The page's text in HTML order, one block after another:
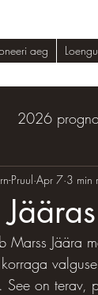
aeg
2026
lood
Pruul Apr 7 3 min
Marss Jäära
See on